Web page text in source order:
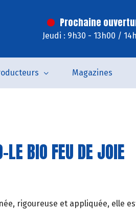
Prochaine
Jeudi : 9h30 - 13h00 /
Magazines
LE BIO FEU DE JOIE
rigoureuse et appliquée, elle